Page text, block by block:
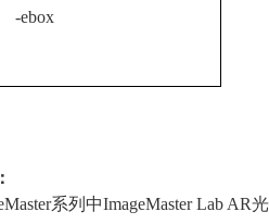
-ebox
系列中ImageMaster Lab AR